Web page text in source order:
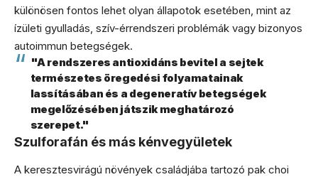
különösen fontos lehet olyan állapotok esetében, mint az
ízületi gyulladás, szív-érrendszeri problémák vagy bizonyos
autoimmun betegségek.
"A rendszeres antioxidáns bevitel a sejtek
természetes öregedési folyamatainak
lassításában és a degeneratív betegségek
megelőzésében játszik meghatározó
szerepet."
Szulforafán és más kénvegyületek
A keresztesvirágú növények családjába tartozó pak choi